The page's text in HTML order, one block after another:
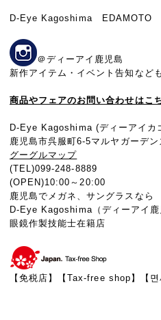
D-Eye Kagoshima EDAMOTO
＠ディーアイ鹿児島
新作アイテム・イベント告知など
商品やフェアのお問い合わせはこ
D-Eye Kagoshima (ディーアイカ
鹿児島市呉服町6-5マルヤガーデン
グーグルマップ
(TEL)099-248-8889
(OPEN)10:00～20:00
鹿児島でメガネ、サングラスなら
D-Eye Kagoshima（ディーアイ鹿
眼鏡作製技能士在籍店
【免税店】【Tax-free shop 】【면